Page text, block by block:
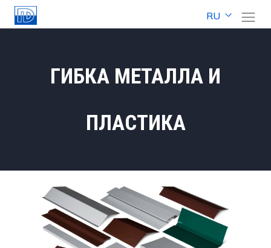
RU
ГИБКА МЕТАЛЛА И
ПЛАСТИКА